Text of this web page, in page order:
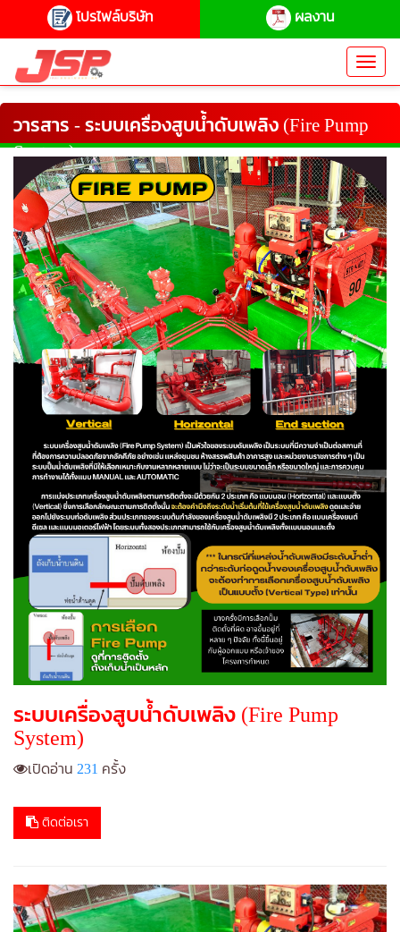
โปรไฟล์บริษัท ผลงาน
วารสาร - ระบบเครื่องสูบน้ําดับเพลิง (Fire Pump
System)
ระบบเครื่องสูบน้ําดับเพลิง (Fire Pump
System)
เปิดอ่าน 231 ครั้ง
ติดต่อเรา